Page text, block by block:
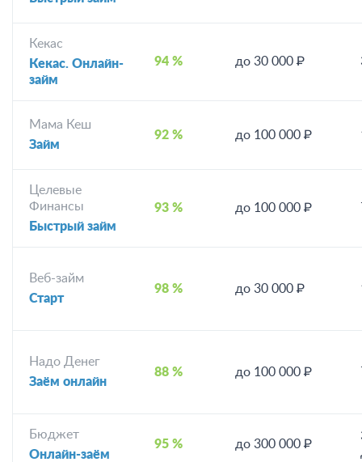
Кекас
Кекас. Онлайн-
займ
94 % до 30 000 ₽
Мама Кеш
Займ
92 % до 100 000 ₽
Целевые
Финансы
Быстрый займ
93 % до 100 000 ₽
Веб-займ
Старт
98 % до 30 000 ₽
Надо Денег
Заём онлайн
88 % до 100 000 ₽
Бюджет
Онлайн-заём
95 % до 300 000 ₽